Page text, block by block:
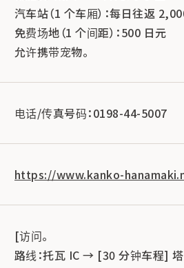
汽车站（1 个车厢）：每日往返
免费场地（1 个间距）：500 日元
允许携带宠物。
电话/传真号码：0198-44-5007
https://www.kanko-
[访问。
路线：托瓦 IC → [30 分钟车程]